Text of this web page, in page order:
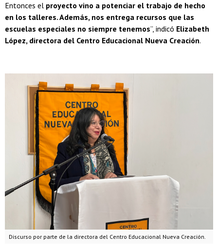
Entonces el proyecto vino a potenciar el trabajo de hecho
en los talleres. Además, nos entrega recursos que las
escuelas especiales no siempre tenemos”, indicó Elizabeth
López, directora del Centro Educacional Nueva Creación.
Discurso por parte de la directora del Centro Educacional Nueva Creación.